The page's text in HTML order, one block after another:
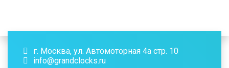
г. Москва, ул. Автомоторная 4а стр. 10
info@grandclocks.ru